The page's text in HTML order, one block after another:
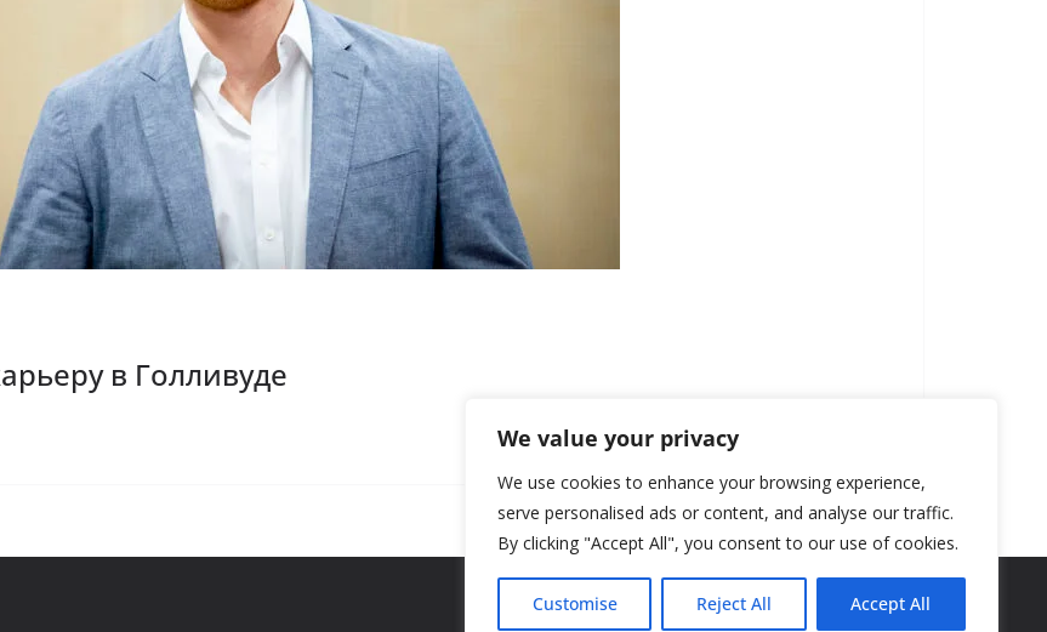
We value your privacy
We use cookies to enhance your browsing experience,
serve personalised ads or content, and analyse our traffic.
By clicking "Accept All", you consent to our use of cookies.
Customise Reject All Accept All
в Голливуде